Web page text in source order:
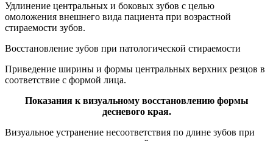
Удлинение центральных и боковых зубов с целью
омоложения внешнего вида пациента при возрастной
стираемости зубов.
Восстановление зубов при патологической стираемости
Приведение ширины и формы центральных верхних резцов в
соответствие с формой лица.
Показания к визуальному восстановлению формы
десневого края.
Визуальное устранение несоответствия по длине зубов при